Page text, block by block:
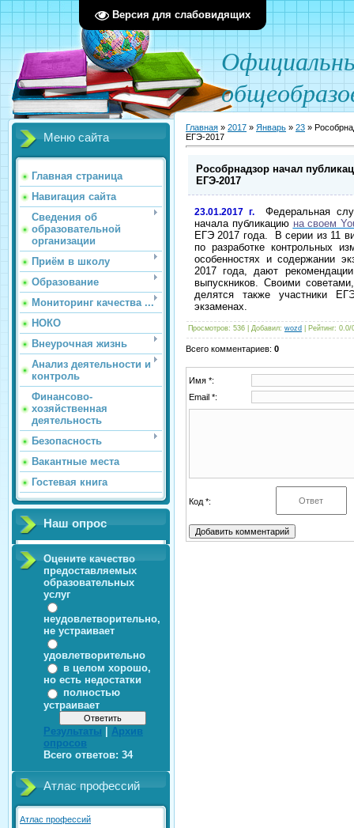
Версия для слабовидящих
Официал
Меню сайта
Главная страница
Навигация сайта
Сведения об
образовательной
организации
Приём в школу
Образование
Мониторинг качества ...
НОКО
Внеурочная жизнь
Анализ деятельности и
контроль
Финансово-
хозяйственная
деятельность
Безопасность
Вакантные места
Гостевая книга
Наш опрос
Оцените качество
предоставляемых
образовательных
услуг
неудовлетворительно,
не устраивает
удовлетворительно
в целом хорошо,
но есть недостатки
полностью
устраивает
Результаты
Архив
опросов
Всего ответов: 34
Атлас профессий
Атлас профессий
Главная » 2017 » Январь » 23 »
ЕГЭ-2017
Рособрнадзор начал
ЕГЭ-2017
23.01.2017 г. Федеральная
начала публикацию на своем
ЕГЭ 2017 года. В серии из 11
по разработке контрольных
особенностях и содержании
2017 года, дают
выпускников. Своими
делятся также участники
экзаменах.
Просмотров: 536 | Добавил: wozd Рейтинг: 0.0/
Всего комментариев: 0
Имя *:
Email *:
Код *: